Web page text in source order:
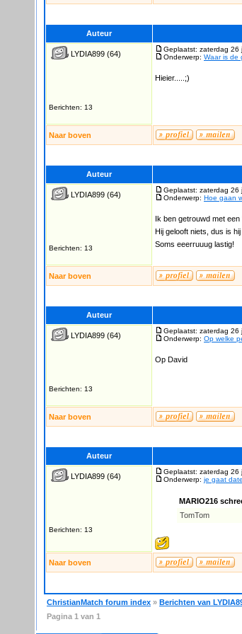
Auteur
LYDIA899 (64)
Berichten: 13
Geplaatst: zaterdag 26
Onderwerp: Waar is de
Hieier.....;)
Naar boven
Auteur
LYDIA899 (64)
Berichten: 13
Geplaatst: zaterdag 26
Onderwerp: Hoe gaan
Ik ben getrouwd met
Hij gelooft niets, dus is
Soms eeerruuug lastig!
Naar boven
Auteur
LYDIA899 (64)
Berichten: 13
Geplaatst: zaterdag 26
Onderwerp: Op welke
Op David
Naar boven
Auteur
LYDIA899 (64)
Berichten: 13
Geplaatst: zaterdag 26
Onderwerp: je gaat
MARIO216
TomTom
Naar boven
ChristianMatch forum index » Berichten van
Pagina 1 van 1